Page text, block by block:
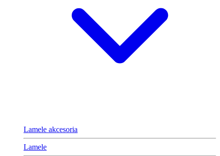
Lamele akcesoria
Lamele